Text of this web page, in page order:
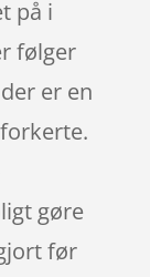
på i
følger
er en
gøre
før